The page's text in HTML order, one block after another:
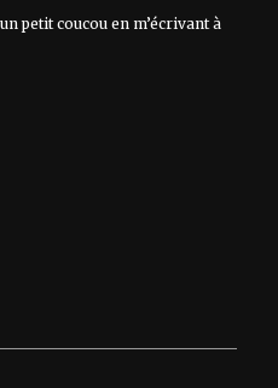
petit coucou en m’écrivant à